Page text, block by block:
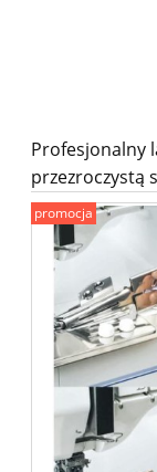
Profesjonalny
przezroczystą
promocja